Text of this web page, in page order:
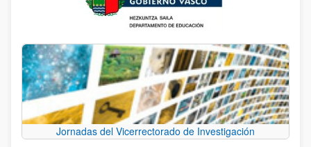
Jornadas del Vicerrectorado de Investigación